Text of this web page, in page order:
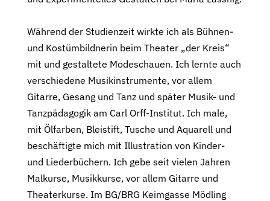
Während der Studienzeit wirkte ich als Bühnen-
und Kostümbildnerin beim Theater „der Kreis“
mit und gestaltete Modeschauen. Ich lernte auch
verschiedene Musikinstrumente, vor allem
Gitarre, Gesang und Tanz und später Musik- und
Tanzpädagogik am Carl Orff-Institut. Ich male,
mit Ölfarben, Bleistift, Tusche und Aquarell und
beschäftigte mich mit Illustration von Kinder-
und Liederbüchern. Ich gebe seit vielen Jahren
Malkurse, Musikkurse, vor allem Gitarre und
Theaterkurse. Im BG/BRG Keimgasse Mödling